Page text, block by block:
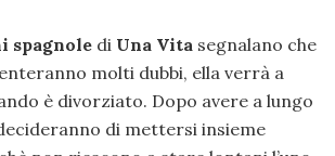
spagnole di Una Vita segnalano che
molti dubbi, ella verrà a
è divorziato. Dopo avere a lungo
di mettersi insieme